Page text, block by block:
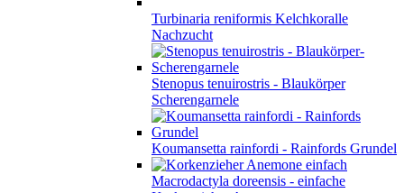
Turbinaria reniformis Kelchkoralle
Nachzucht
Stenopus tenuirostris - Blaukörper
Scherengarnele
Koumansetta rainfordi - Rainfords Grundel
Macrodactyla doreensis - einfache